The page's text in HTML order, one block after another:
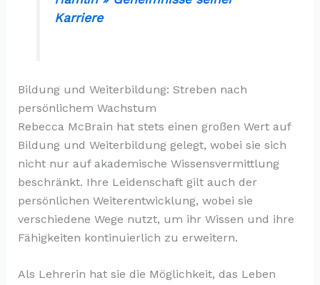
Karriere
Bildung und Weiterbildung: Streben nach
persönlichem Wachstum
Rebecca McBrain hat stets einen großen Wert auf
Bildung und Weiterbildung gelegt, wobei sie sich
nicht nur auf akademische Wissensvermittlung
beschränkt. Ihre Leidenschaft gilt auch der
persönlichen Weiterentwicklung, wobei sie
verschiedene Wege nutzt, um ihr Wissen und ihre
Fähigkeiten kontinuierlich zu erweitern.
Als Lehrerin hat sie die Möglichkeit, das Leben